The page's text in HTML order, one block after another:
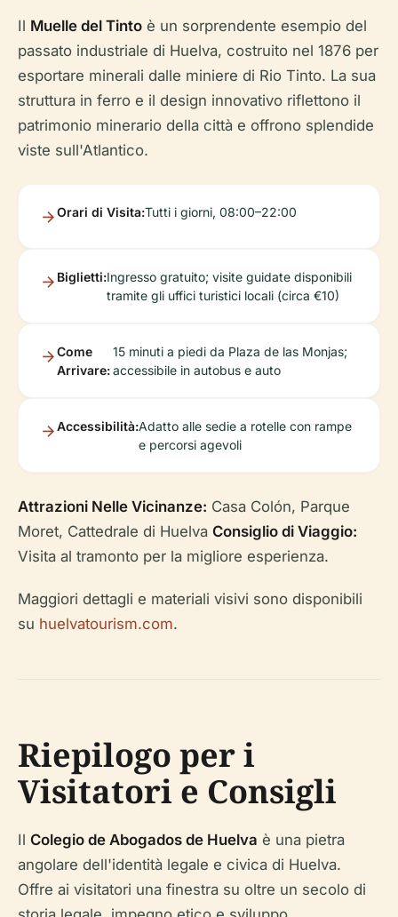
Il Muelle del Tinto è un sorprendente esempio del
passato industriale di Huelva, costruito nel 1876 per
esportare minerali dalle miniere di Rio Tinto. La sua
struttura in ferro e il design innovativo riflettono il
patrimonio minerario della città e offrono splendide
viste sull'Atlantico.
Orari di Visita:Tutti i giorni, 08:00–22:00
Biglietti:Ingresso gratuito; visite guidate disponibili
tramite gli uffici turistici locali (circa €10)
Come
Arrivare:
15 minuti a piedi da Plaza de las Monjas;
accessibile in autobus e auto
Accessibilità:Adatto alle sedie a rotelle con rampe
e percorsi agevoli
Attrazioni Nelle Vicinanze: Casa Colón, Parque
Moret, Cattedrale di Huelva Consiglio di Viaggio:
Visita al tramonto per la migliore esperienza.
Maggiori dettagli e materiali visivi sono disponibili
su huelvatourism.com.
Riepilogo per i
Visitatori e Consigli
Il Colegio de Abogados de Huelva è una pietra
angolare dell'identità legale e civica di Huelva.
Offre ai visitatori una finestra su oltre un secolo di